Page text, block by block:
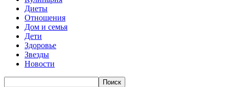
Диеты
Отношения
Дом и семья
Дети
Здоровье
Звезды
Новости